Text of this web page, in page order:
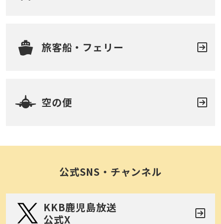
旅客船・フェリー
空の便
公式SNS・チャンネル
KKB鹿児島放送
公式X